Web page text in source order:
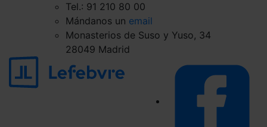
Tel.: 91 210 80 00
Mándanos un email
Monasterios de Suso y Yuso, 34
28049 Madrid